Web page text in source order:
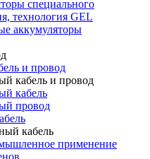
специального
технология GEL
аккумуляторы
и провод
кабель и провод
кабель
провод
кабель
применение